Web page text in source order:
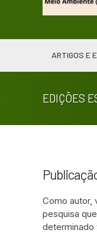
ARTIGOS E
EDIÇÕES
Como autor,
pesquisa
determinado